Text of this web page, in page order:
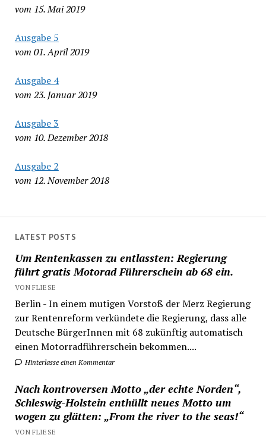
vom 15. Mai 2019
Ausgabe 5
vom 01. April 2019
Ausgabe 4
vom 23. Januar 2019
Ausgabe 3
vom 10. Dezember 2018
Ausgabe 2
vom 12. November 2018
LATEST POSTS
Um Rentenkassen zu entlassten: Regierung
führt gratis Motorad Führerschein ab 68 ein.
VON FLIESE
Berlin - In einem mutigen Vorstoß der Merz Regierung
zur Rentenreform verkündete die Regierung, dass alle
Deutsche BürgerInnen mit 68 zukünftig automatisch
einen Motorradführerschein bekommen....
Hinterlasse einen Kommentar
Nach kontroversen Motto „der echte Norden“,
Schleswig-Holstein enthüllt neues Motto um
wogen zu glätten: „From the river to the seas!“
VON FLIESE